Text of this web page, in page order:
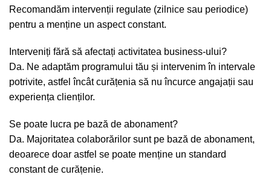
Recomandăm intervenții regulate (zilnice sau periodice)
pentru a menține un aspect constant.
Interveniți fără să afectați activitatea business-ului?
Da. Ne adaptăm programului tău și intervenim în intervale
potrivite, astfel încât curățenia să nu încurce angajații sau
experiența clienților.
Se poate lucra pe bază de abonament?
Da. Majoritatea colaborărilor sunt pe bază de abonament,
deoarece doar astfel se poate menține un standard
constant de curățenie.